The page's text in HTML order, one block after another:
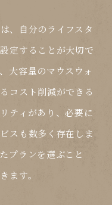
、自分のライフスタ
定することが大切で
大容量のマウスウォ
コスト削減ができる
ティがあり、必要に
スも数多く存在しま
プランを選ぶこと
ます。